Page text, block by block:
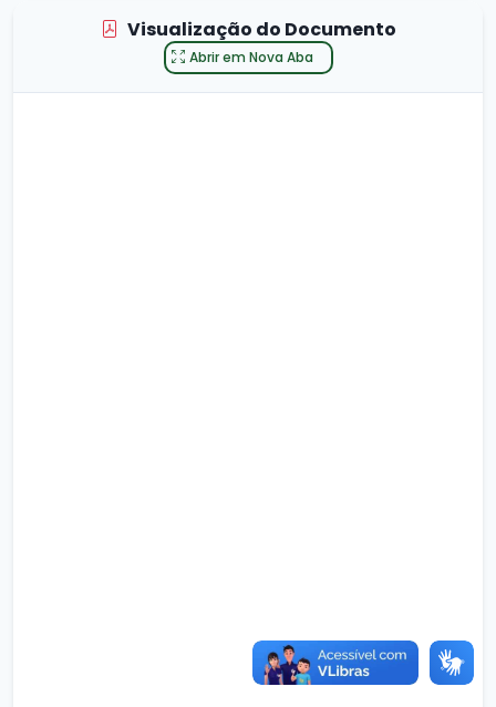
Visualização do Documento
Abrir em Nova Aba